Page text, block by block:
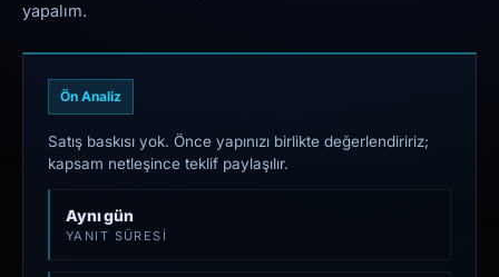
yapalım.
Ön Analiz
Satış baskısı yok. Önce yapınızı birlikte değerlendiririz;
kapsam netleşince teklif paylaşılır.
Aynı gün
YANIT SÜRESI